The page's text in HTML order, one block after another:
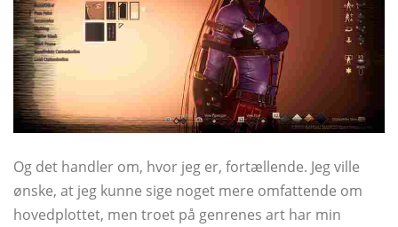
Og det handler om, hvor jeg er, fortællende. Jeg ville
ønske, at jeg kunne sige noget mere omfattende om
hovedplottet, men troet på genrenes art har min